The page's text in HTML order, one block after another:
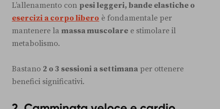
L’allenamento con pesi leggeri, bande elastiche o
esercizi a corpo libero è fondamentale per
mantenere la massa muscolare e stimolare il
metabolismo.
Bastano 2 o 3 sessioni a settimana per ottenere
benefici significativi.